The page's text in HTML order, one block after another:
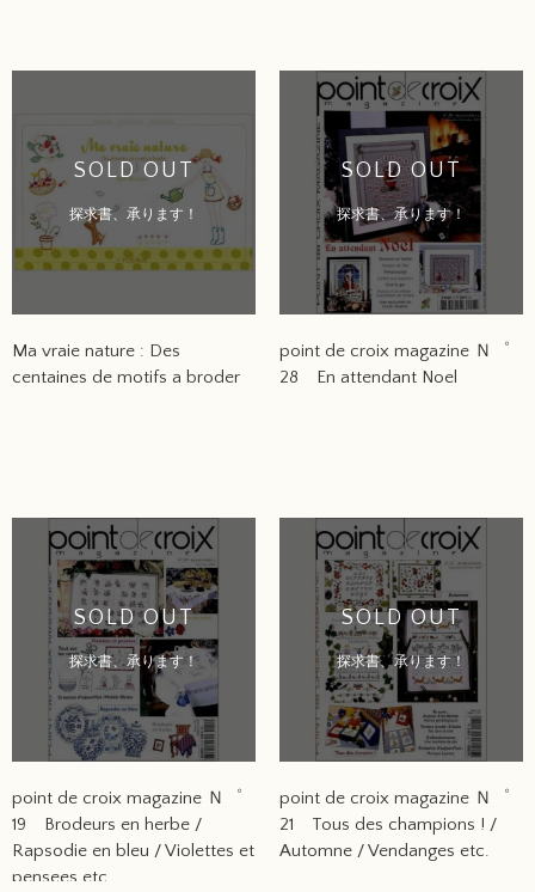
SOLD OUT
探求書、承ります！
Ma vraie nature : Des
centaines de motifs a broder
SOLD OUT
探求書、承ります！
point de croix magazine Ｎ゜
28 En attendant Noel
SOLD OUT
探求書、承ります！
point de croix magazine Ｎ゜
19 Brodeurs en herbe /
Rapsodie en bleu / Violettes et
pensees etc.
SOLD OUT
探求書、承ります！
point de croix magazine Ｎ゜
21 Tous des champions ! /
Automne / Vendanges etc.